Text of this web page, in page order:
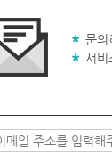
문의
서비